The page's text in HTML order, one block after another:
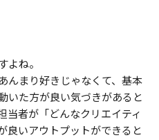
よね。
んまり好きじゃなくて、基本
いた方が良い気づきがあると
当者が「どんなクリエイティ
良いアウトプットができると